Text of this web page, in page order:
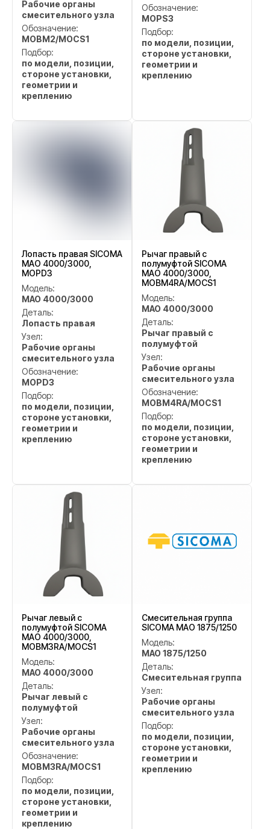
Рабочие органы
смесительного узла
Обозначение:
MOBM2/MOCS1
Подбор:
по модели, позиции,
стороне установки,
геометрии и
креплению
Обозначение:
MOPS3
Подбор:
по модели, позиции,
стороне установки,
геометрии и
креплению
Лопасть правая SICOMA
MAO 4000/3000,
MOPD3
Модель:
MAO 4000/3000
Деталь:
Лопасть правая
Узел:
Рабочие органы
смесительного узла
Обозначение:
MOPD3
Подбор:
по модели, позиции,
стороне установки,
геометрии и
креплению
Рычаг правый с
полумуфтой SICOMA
MAO 4000/3000,
MOBM4RA/MOCS1
Модель:
MAO 4000/3000
Деталь:
Рычаг правый с
полумуфтой
Узел:
Рабочие органы
смесительного узла
Обозначение:
MOBM4RA/MOCS1
Подбор:
по модели, позиции,
стороне установки,
геометрии и
креплению
Рычаг левый с
полумуфтой SICOMA
MAO 4000/3000,
MOBM3RA/MOCS1
Модель:
MAO 4000/3000
Деталь:
Рычаг левый с
полумуфтой
Узел:
Рабочие органы
смесительного узла
Обозначение:
MOBM3RA/MOCS1
Подбор:
по модели, позиции,
стороне установки,
геометрии и
креплению
Смесительная группа
SICOMA MAO 1875/1250
Модель:
MAO 1875/1250
Деталь:
Смесительная группа
Узел:
Рабочие органы
смесительного узла
Подбор:
по модели, позиции,
стороне установки,
геометрии и
креплению